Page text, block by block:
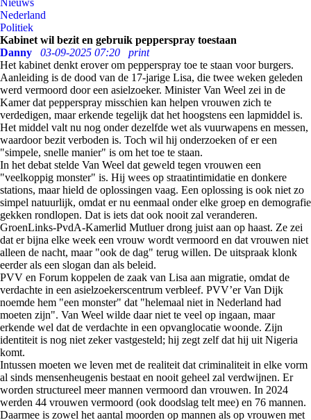
Nieuws
Nederland
Politiek
Kabinet wil bezit en gebruik pepperspray toestaan
Danny
03-09-2025 07:20
print
Het kabinet denkt erover om pepperspray toe te staan voor burgers.
Aanleiding is de dood van de 17-jarige Lisa, die twee weken geleden
werd vermoord door een asielzoeker. Minister Van Weel zei in de
Kamer dat pepperspray misschien kan helpen vrouwen zich te
verdedigen, maar erkende tegelijk dat het hoogstens een lapmiddel is.
Het middel valt nu nog onder dezelfde wet als vuurwapens en messen,
waardoor bezit verboden is. Toch wil hij onderzoeken of er een
"simpele, snelle manier" is om het toe te staan.
In het debat stelde Van Weel dat geweld tegen vrouwen een
"veelkoppig monster" is. Hij wees op straatintimidatie en donkere
stations, maar hield de oplossingen vaag. Een oplossing is ook niet zo
simpel natuurlijk, omdat er nu eenmaal onder elke groep en demografie
gekken rondlopen. Dat is iets dat ook nooit zal veranderen.
GroenLinks-PvdA-Kamerlid Mutluer drong juist aan op haast. Ze zei
dat er bijna elke week een vrouw wordt vermoord en dat vrouwen niet
alleen de nacht, maar "ook de dag" terug willen. De uitspraak klonk
eerder als een slogan dan als beleid.
PVV en Forum koppelen de zaak van Lisa aan migratie, omdat de
verdachte in een asielzoekerscentrum verbleef. PVV’er Van Dijk
noemde hem "een monster" dat "helemaal niet in Nederland had
moeten zijn". Van Weel wilde daar niet te veel op ingaan, maar
erkende wel dat de verdachte in een opvanglocatie woonde. Zijn
identiteit is nog niet zeker vastgesteld; hij zegt zelf dat hij uit Nigeria
komt.
Intussen moeten we leven met de realiteit dat criminaliteit in elke vorm
al sinds mensenheugenis bestaat en nooit geheel zal verdwijnen. Er
worden structureel meer mannen vermoord dan vrouwen. In 2024
werden 44 vrouwen vermoord (ook doodslag telt mee) en 76 mannen.
Daarmee is zowel het aantal moorden op mannen als op vrouwen met